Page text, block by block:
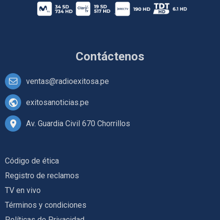
Contáctenos
ventas@radioexitosa.pe
exitosanoticias.pe
Av. Guardia Civil 670 Chorrillos
Código de ética
Registro de reclamos
TV en vivo
Términos y condiciones